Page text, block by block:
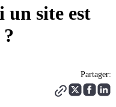
un site est
Partager: